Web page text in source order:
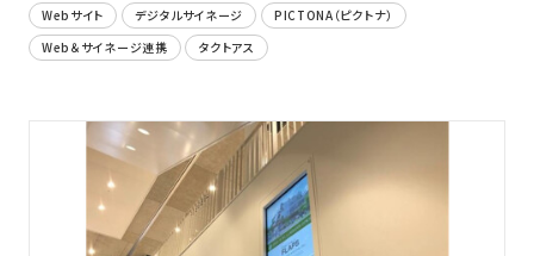
Webサイト デジタルサイネージ
PICTONA（ピクトナ）
Web＆サイネージ連携
タクトアス